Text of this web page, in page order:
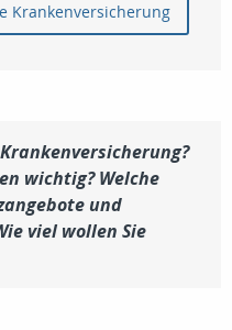
Krankenversicherung
wichtig? Welche
und
viel wollen Sie